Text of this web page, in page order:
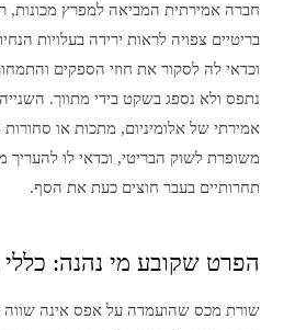
חברה אמירתית המביאה למפרץ מכונות,
בריטיים צפויה לראות ירידה בעלויות
וכדאי לה לסקור את חוזי הספקים
נתפס ולא נספג בשקט בידי מתווך.
אמירתי של אלומיניום, מתכות או סחורות
משופרת לשוק הבריטי, וכדאי לו
תחרותיים בעבר חוצים כעת את הסף.
הפרט שקובע מי נהנה:
שורת מכס שהועמדה על אפס אינה שווה